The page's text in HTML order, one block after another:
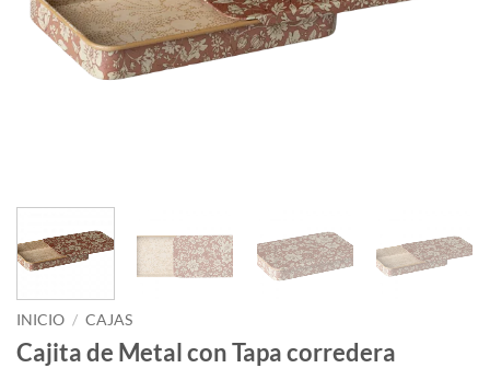
INICIO / CAJAS
Cajita de Metal con Tapa corredera